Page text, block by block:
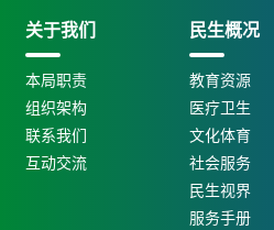
关于我们
本局职责
组织架构
联系我们
互动交流
民生概况
教育资源
医疗卫生
文化体育
社会服务
民生视界
服务手册